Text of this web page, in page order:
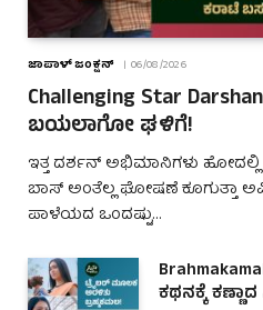
ಜಾಪಾಳ್ ಜಂಕ್ಷನ್ 06/08/2026
Challenging Star
ಬಯಲಾಗೋ ಘಳಿಗೆ!
ಇತ್ತ ದರ್ಶನ್ ಅಭಿಮಾನಿಗಳು
ಬಾಸ್ ಅಂತೆಲ್ಲ ಘೋಷಣೆ ಕೂಗುತ್ತಾ
ಪಾಳೆಯದ ಒಂದಷ್ಟು…
ಕಥನಕ್ಕೆ